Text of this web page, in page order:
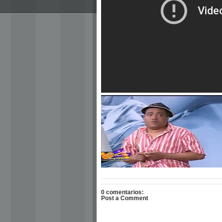
0 comentarios:
Post a Comment